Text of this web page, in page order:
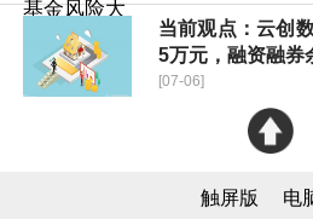
当前观点：云创
5万元，融资融券
[07-06]
触屏版 电